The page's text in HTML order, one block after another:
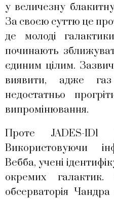
у величезну
За своєю суттю це
де молоді
починають
єдиним цілим.
виявити, адже
недостатньо
випромінювання.
Проте JADES-ID1
Використовуючи
Вебба, учені
окремих
обсерваторія